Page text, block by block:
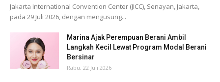
Jakarta International Convention Center (JICC), Senayan, Jakarta,
pada 29 Juli 2026, dengan mengusung...
Marina Ajak Perempuan Berani Ambil
Langkah Kecil Lewat Program Modal Berani
Bersinar
Rabu, 22 Juli 2026